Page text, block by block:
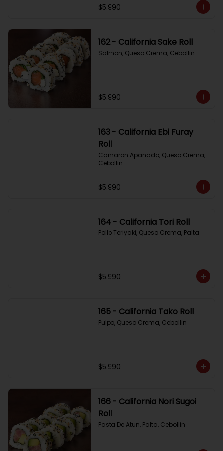
$5.990
162 - California Sake Roll
Salmon, Queso Crema, Cebollin
$5.990
163 - California Ebi Furay
Roll
Camaron Apanado, Queso Crema,
Cebollin
$5.990
164 - California Tori Roll
Pollo Teriyaki, Queso Crema, Palta
$5.990
165 - California Tako Roll
Pulpo, Queso Crema, Cebollin
$5.990
166 - California Nori Sugoi
Roll
Pasta De Atun, Palta, Cebollin